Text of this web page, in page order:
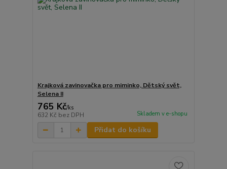
Krajková zavinovačka pro miminko, Dětský svět,
Selena II
765 Kč/ks
632 Kč bez DPH Skladem v e-shopu
Přidat do košíku